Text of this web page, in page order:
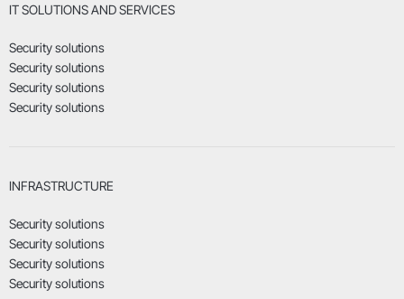
IT SOLUTIONS AND SERVICES
Security solutions
Security solutions
Security solutions
Security solutions
INFRASTRUCTURE
Security solutions
Security solutions
Security solutions
Security solutions